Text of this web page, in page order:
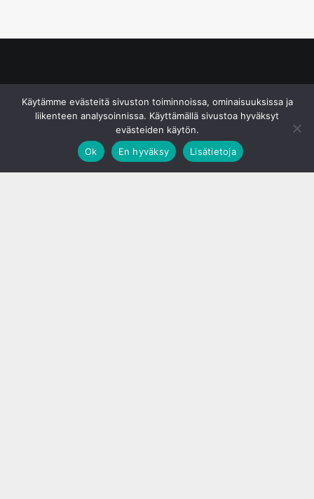
Käytämme evästeitä sivuston toiminnoissa, ominaisuuksissa ja
liikenteen analysoinnissa. Käyttämällä sivustoa hyväksyt
evästeiden käytön.
Ok
En hyväksy Lisätietoja